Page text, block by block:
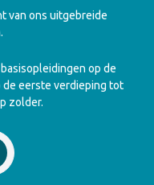
van ons uitgebreide
op de
eerste verdieping tot
zolder.